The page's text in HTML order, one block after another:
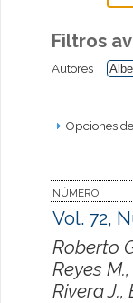
Filtros
Autores
Opciones
NÚMERO
Vol. 72,
Roberto
Reyes
Rivera J.,